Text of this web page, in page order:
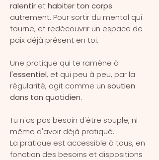
ralentir ethabiter ton corps
autrement. Pour sortir du mental qui
tourne, et redécouvrir un espace de
paix déjà présent en toi.
Une pratique qui te ramène à
l'essentiel, et qui peu à peu, par la
régularité, agit comme un soutien
dans ton quotidien.
Tu n'as pas besoin d'être souple, ni
même d'avoir déjà pratiqué.
La pratique est accessible à tous, en
fonction des besoins et dispositions